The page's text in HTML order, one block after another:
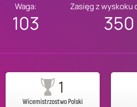
Waga:
103
Zasięg z wyskoku
350
1
Wicemistrzostwo Polski